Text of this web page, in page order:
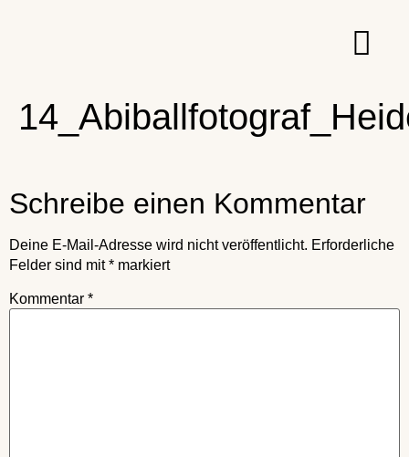
Schreibe einen Kommentar
Deine E-Mail-Adresse wird nicht veröffentlicht. Erforderliche
Felder sind mit* markiert
Kommentar *